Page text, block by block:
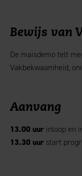
Bewijs van
De maisdemo telt
Vakbekwaamheid,
Aanvang
13.00 uur inloop en
13.30 uur start